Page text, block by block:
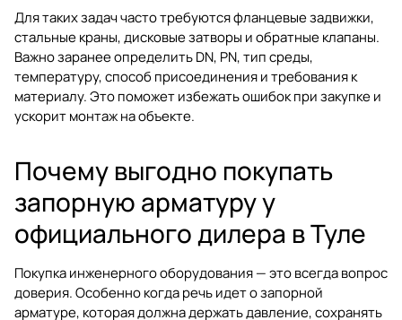
Для таких задач часто требуются фланцевые задвижки,
стальные краны, дисковые затворы и обратные клапаны.
Важно заранее определить DN, PN, тип среды,
температуру, способ присоединения и требования к
материалу. Это поможет избежать ошибок при закупке и
ускорит монтаж на объекте.
Почему выгодно покупать
запорную арматуру у
официального дилера в Туле
Покупка инженерного оборудования — это всегда вопрос
доверия. Особенно когда речь идет о запорной
арматуре, которая должна держать давление, сохранять